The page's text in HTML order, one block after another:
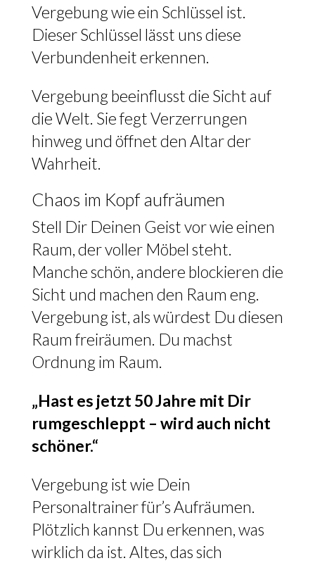
Vergebung wie ein Schlüssel ist.
Dieser Schlüssel lässt uns diese
Verbundenheit erkennen.
Vergebung beeinflusst die Sicht auf
die Welt. Sie fegt Verzerrungen
hinweg und öffnet den Altar der
Wahrheit.
Chaos im Kopf aufräumen
Stell Dir Deinen Geist vor wie einen
Raum, der voller Möbel steht.
Manche schön, andere blockieren die
Sicht und machen den Raum eng.
Vergebung ist, als würdest Du diesen
Raum freiräumen. Du machst
Ordnung im Raum.
„Hast es jetzt 50 Jahre mit Dir
rumgeschleppt – wird auch nicht
schöner.“
Vergebung ist wie Dein
Personaltrainer für’s Aufräumen.
Plötzlich kannst Du erkennen, was
wirklich da ist. Altes, das sich